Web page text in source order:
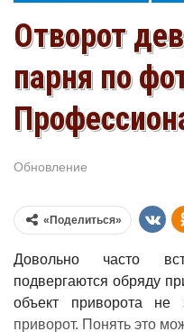
Отворот
парня по
Обновление
«Поделиться»
Довольно часто
подвергаются обряду
объект приворота
приворот. Понять это